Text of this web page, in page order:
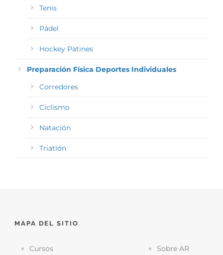
Tenis
Pádel
Hockey Patines
Preparación Física Deportes Individuales
Corredores
Ciclismo
Natación
Triatlón
MAPA DEL SITIO
Cursos
Sobre AR